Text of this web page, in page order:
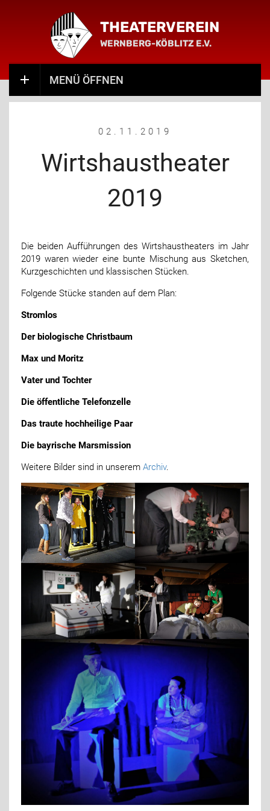
THEATERVEREIN
WERNBERG-KÖBLITZ E.V.
MENÜ ÖFFNEN
02.11.2019
Wirtshaustheater
2019
Die beiden Aufführungen des Wirtshaustheaters im Jahr
2019 waren wieder eine bunte Mischung aus Sketchen,
Kurzgeschichten und klassischen Stücken.
Folgende Stücke standen auf dem Plan:
Stromlos
Der biologische Christbaum
Max und Moritz
Vater und Tochter
Die öffentliche Telefonzelle
Das traute hochheilige Paar
Die bayrische Marsmission
Weitere Bilder sind in unserem Archiv.